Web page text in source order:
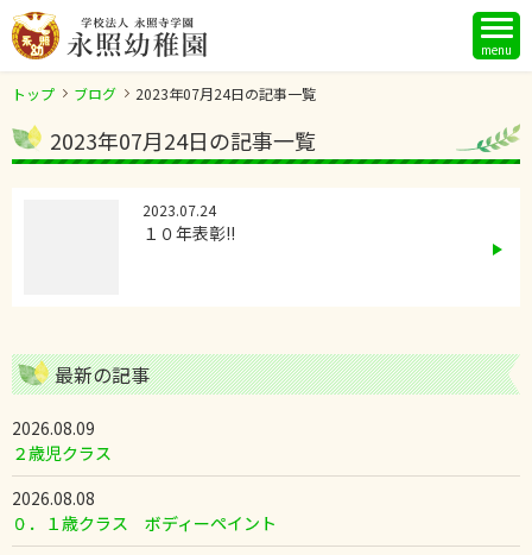
menu
トップ ブログ 2023年07月24日の記事一覧
2023年07月24日の記事一覧
2023.07.24
１０年表彰!!
最新の記事
2026.08.09
２歳児クラス
2026.08.08
０．１歳クラス ボディーペイント